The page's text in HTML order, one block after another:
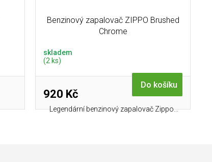
Benzinový zapalovač ZIPPO Brushed
Chrome
skladem
(2 ks)
920 Kč
Do košíku
Legendární benzinový zapalovač Zippo...